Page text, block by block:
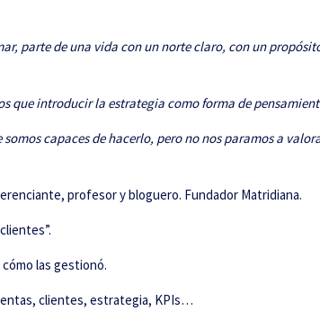
parte de una vida con un norte claro, con un
que introducir la estrategia como forma de
capaces de hacerlo, pero no nos paramos a
profesor y bloguero. Fundador Matridiana.
las gestionó.
clientes, estrategia, KPIs…